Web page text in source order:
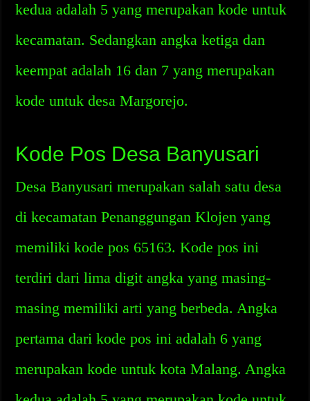
kedua adalah 5 yang merupakan kode untuk
kecamatan. Sedangkan angka ketiga dan
keempat adalah 16 dan 7 yang merupakan
kode untuk desa Margorejo.
Kode Pos Desa Banyusari
Desa Banyusari merupakan salah satu desa
di kecamatan Penanggungan Klojen yang
memiliki kode pos 65163. Kode pos ini
terdiri dari lima digit angka yang masing-
masing memiliki arti yang berbeda. Angka
pertama dari kode pos ini adalah 6 yang
merupakan kode untuk kota Malang. Angka